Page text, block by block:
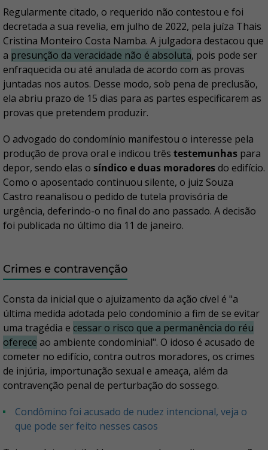
Regularmente citado, o requerido não contestou e foi
decretada a sua revelia, em julho de 2022, pela juíza Thais
Cristina Monteiro Costa Namba. A julgadora destacou que
a presunção da veracidade não é absoluta, pois pode ser
enfraquecida ou até anulada de acordo com as provas
juntadas nos autos. Desse modo, sob pena de preclusão,
ela abriu prazo de 15 dias para as partes especificarem as
provas que pretendem produzir.
O advogado do condomínio manifestou o interesse pela
produção de prova oral e indicou três testemunhas para
depor, sendo elas o síndico e duas moradoresdo edifício.
Como o aposentado continuou silente, o juiz Souza
Castro reanalisou o pedido de tutela provisória de
urgência, deferindo-o no final do ano passado. A decisão
foi publicada no último dia 11 de janeiro.
Crimes e contravenção
Consta da inicial que o ajuizamento da ação cível é "a
última medida adotada pelo condomínio a fim de se evitar
uma tragédia e cessar o risco que a permanência do réu
oferece ao ambiente condominial". O idoso é acusado de
cometer no edifício, contra outros moradores, os crimes
de injúria, importunação sexual e ameaça, além da
contravenção penal de perturbação do sossego.
Condômino foi acusado de nudez intencional, veja o
que pode ser feito nesses casos